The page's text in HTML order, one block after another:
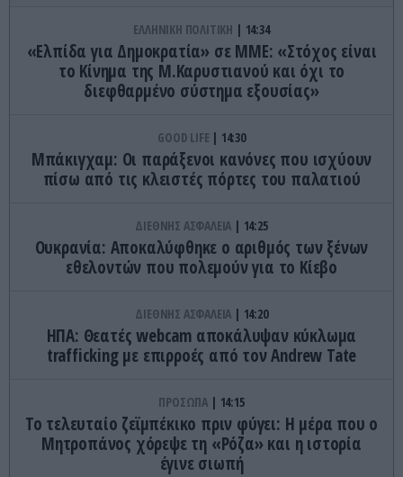
ΕΛΛΗΝΙΚΗ ΠΟΛΙΤΙΚΗ 14:34
«Ελπίδα για Δημοκρατία» σε ΜΜΕ: «Στόχος είναι
το Κίνημα της Μ.Καρυστιανού και όχι το
διεφθαρμένο σύστημα εξουσίας»
GOOD LIFE 14:30
Μπάκιγχαμ: Οι παράξενοι κανόνες που ισχύουν
πίσω από τις κλειστές πόρτες του παλατιού
ΔΙΕΘΝΗΣ ΑΣΦΑΛΕΙΑ 14:25
Ουκρανία: Αποκαλύφθηκε ο αριθμός των ξένων
εθελοντών που πολεμούν για το Κίεβο
ΔΙΕΘΝΗΣ ΑΣΦΑΛΕΙΑ 14:20
ΗΠΑ: Θεατές webcam αποκάλυψαν κύκλωμα
trafficking με επιρροές από τον Andrew Tate
ΠΡΟΣΩΠΑ 14:15
Το τελευταίο ζεϊμπέκικο πριν φύγει: Η μέρα που ο
Μητροπάνος χόρεψε τη «Ρόζα» και η ιστορία
έγινε σιωπή